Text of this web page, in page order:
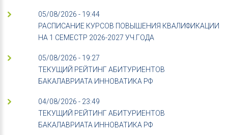
05/08/2026 - 19:44
РАСПИСАНИЕ КУРСОВ ПОВЫШЕНИЯ КВАЛИФИКАЦИИ
НА 1 СЕМЕСТР 2026-2027 УЧ.ГОДА
05/08/2026 - 19:27
ТЕКУЩИЙ РЕЙТИНГ АБИТУРИЕНТОВ
БАКАЛАВРИАТА ИННОВАТИКА РФ
04/08/2026 - 23:49
ТЕКУЩИЙ РЕЙТИНГ АБИТУРИЕНТОВ
БАКАЛАВРИАТА ИННОВАТИКА РФ